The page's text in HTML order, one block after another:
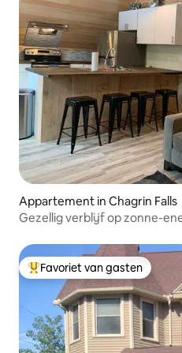
Appartement in Chagrin Falls
Gezellig verblijf op zonne-
Topfavoriet van gasten
Favoriet van gasten